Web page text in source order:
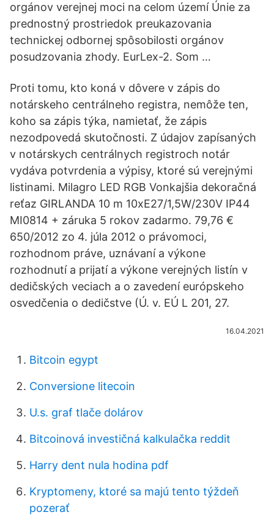
orgánov verejnej moci na celom území Únie za
prednostný prostriedok preukazovania
technickej odbornej spôsobilosti orgánov
posudzovania zhody. EurLex-2. Som …
Proti tomu, kto koná v dôvere v zápis do
notárskeho centrálneho registra, nemôže ten,
koho sa zápis týka, namietať, že zápis
nezodpovedá skutočnosti. Z údajov zapísaných
v notárskych centrálnych registroch notár
vydáva potvrdenia a výpisy, ktoré sú verejnými
listinami. Milagro LED RGB Vonkajšia dekoračná
reťaz GIRLANDA 10 m 10xE27/1,5W/230V IP44
MI0814 + záruka 5 rokov zadarmo. 79,76 €
650/2012 zo 4. júla 2012 o právomoci,
rozhodnom práve, uznávaní a výkone
rozhodnutí a prijatí a výkone verejných listín v
dedičských veciach a o zavedení európskeho
osvedčenia o dedičstve (Ú. v. EÚ L 201, 27.
16.04.2021
Bitcoin egypt
Conversione litecoin
U.s. graf tlače dolárov
Bitcoinová investičná kalkulačka reddit
Harry dent nula hodina pdf
Kryptomeny, ktoré sa majú tento týždeň
pozerať